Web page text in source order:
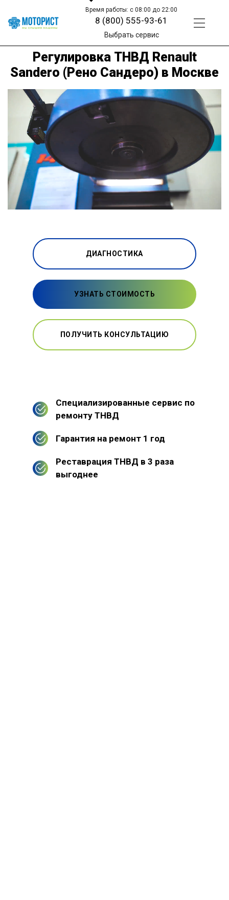
Время работы: с 08:00 до 22:00
8 (800) 555-93-61
Выбрать сервис
Регулировка ТНВД Renault
Sandero (Рено Сандеро) в Москве
ДИАГНОСТИКА
УЗНАТЬ СТОИМОСТЬ
ПОЛУЧИТЬ КОНСУЛЬТАЦИЮ
Специализированные сервис по
ремонту ТНВД
Гарантия на ремонт 1 год
Реставрация ТНВД в 3 раза
выгоднее